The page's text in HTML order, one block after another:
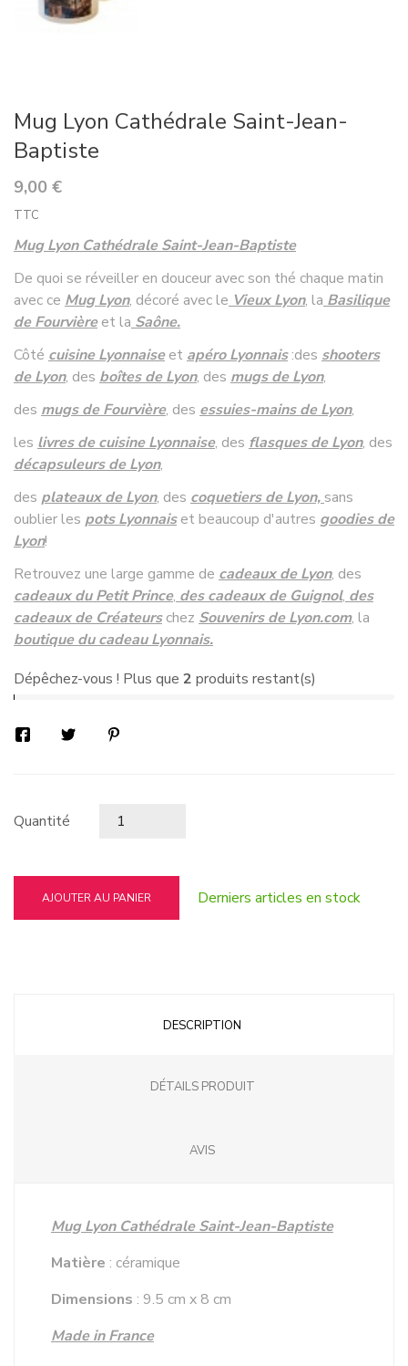
Mug Lyon Cathédrale Saint-Jean-
Baptiste
9,00 €
TTC
Mug Lyon Cathédrale Saint-Jean-Baptiste
De quoi se réveiller en douceur avec son thé chaque matin
avec ce Mug Lyon, décoré avec le Vieux Lyon, la Basilique
de Fourvièreet la Saône.
Côté cuisine Lyonnaiseet apéro Lyonnais:des shooters
de Lyon, des boîtes de Lyon, des mugs de Lyon,
des mugs de Fourvière, des essuies-mains de Lyon,
les livres de cuisine Lyonnaise, des flasques de Lyon, des
décapsuleurs de Lyon,
des plateaux de Lyon, des coquetiers de Lyon,sans
oublier les pots Lyonnaiset beaucoup d'autres goodies de
Lyon!
Retrouvez une large gamme de cadeaux de Lyon, des
cadeaux du Petit Prince, des cadeaux de Guignol, des
cadeaux de Créateurschez Souvenirs de Lyon.com, la
boutique du cadeau Lyonnais.
Dépêchez-vous ! Plus que 2 produits restant(s)
Quantité
AJOUTER AU PANIER Derniers articles en stock
DESCRIPTION
DÉTAILS PRODUIT
AVIS
Mug Lyon Cathédrale Saint-Jean-Baptiste
Matière : céramique
Dimensions : 9.5 cm x 8 cm
Made in France